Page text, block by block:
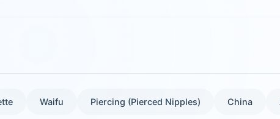
Waifu Piercing (Pierced Nipples) China